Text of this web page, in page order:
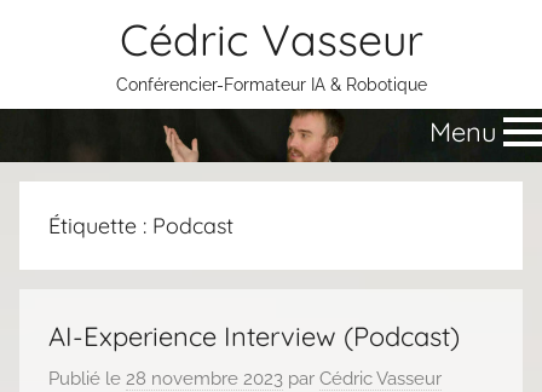
Cédric Vasseur
Conférencier-Formateur IA & Robotique
Menu
Étiquette : Podcast
AI-Experience Interview (Podcast)
Publié le 28 novembre 2023 par Cédric Vasseur